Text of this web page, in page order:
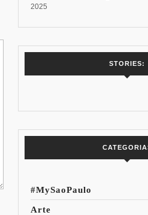
2025
STORIES:
7 Vinhos com +
15% de
#MySaoPaulo
Arte